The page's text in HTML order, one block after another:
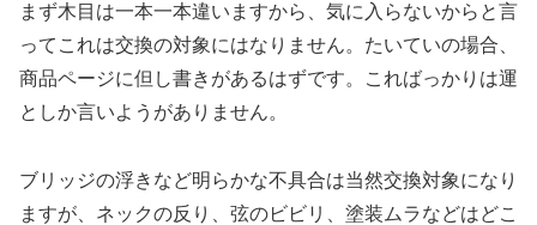
まず木目は一本一本違いますから、気に入らないからと言
ってこれは交換の対象にはなりません。たいていの場合、
商品ページに但し書きがあるはずです。こればっかりは運
としか言いようがありません。
ブリッジの浮きなど明らかな不具合は当然交換対象になり
ますが、ネックの反り、弦のビビリ、塗装ムラなどはどこ